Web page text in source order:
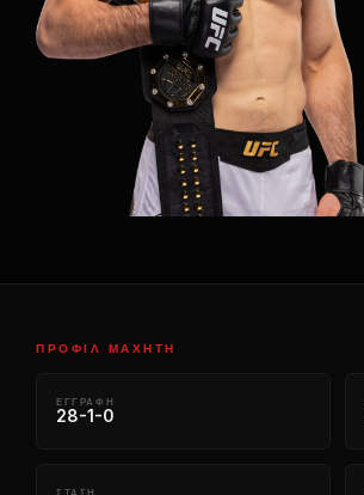
ΠΡΟΦΊΛ ΜΑΧΗΤΉ
ΕΓΓΡΑΦΉ
28-1-0
ΣΤΆΣΗ